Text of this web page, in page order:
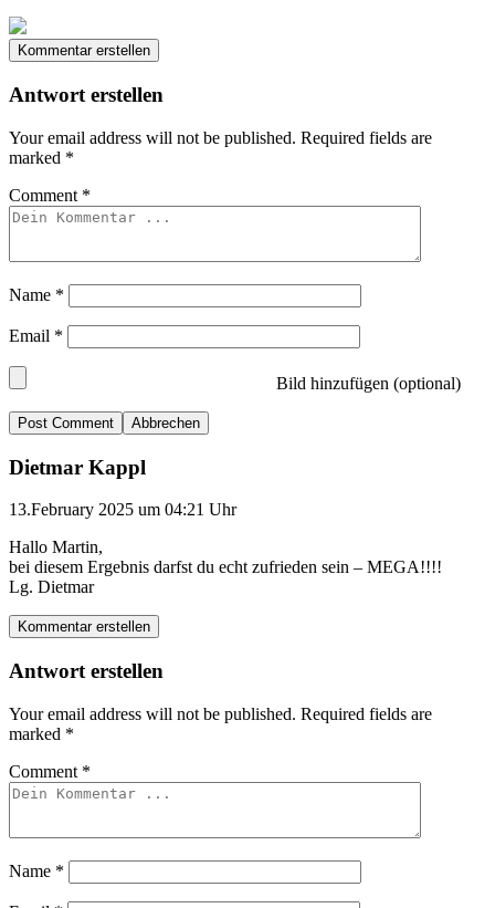
Kommentar erstellen
Antwort erstellen
Your email address will not be published. Required fields are
marked *
Comment *
Name *
Email *
Bild hinzufügen (optional)
Abbrechen
Dietmar Kappl
13.February 2025 um 04:21 Uhr
Hallo Martin,
bei diesem Ergebnis darfst du echt zufrieden sein – MEGA!!!!
Lg. Dietmar
Kommentar erstellen
Antwort erstellen
Your email address will not be published. Required fields are
marked *
Comment *
Name *